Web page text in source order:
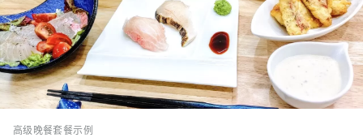
高级晚餐套餐示例